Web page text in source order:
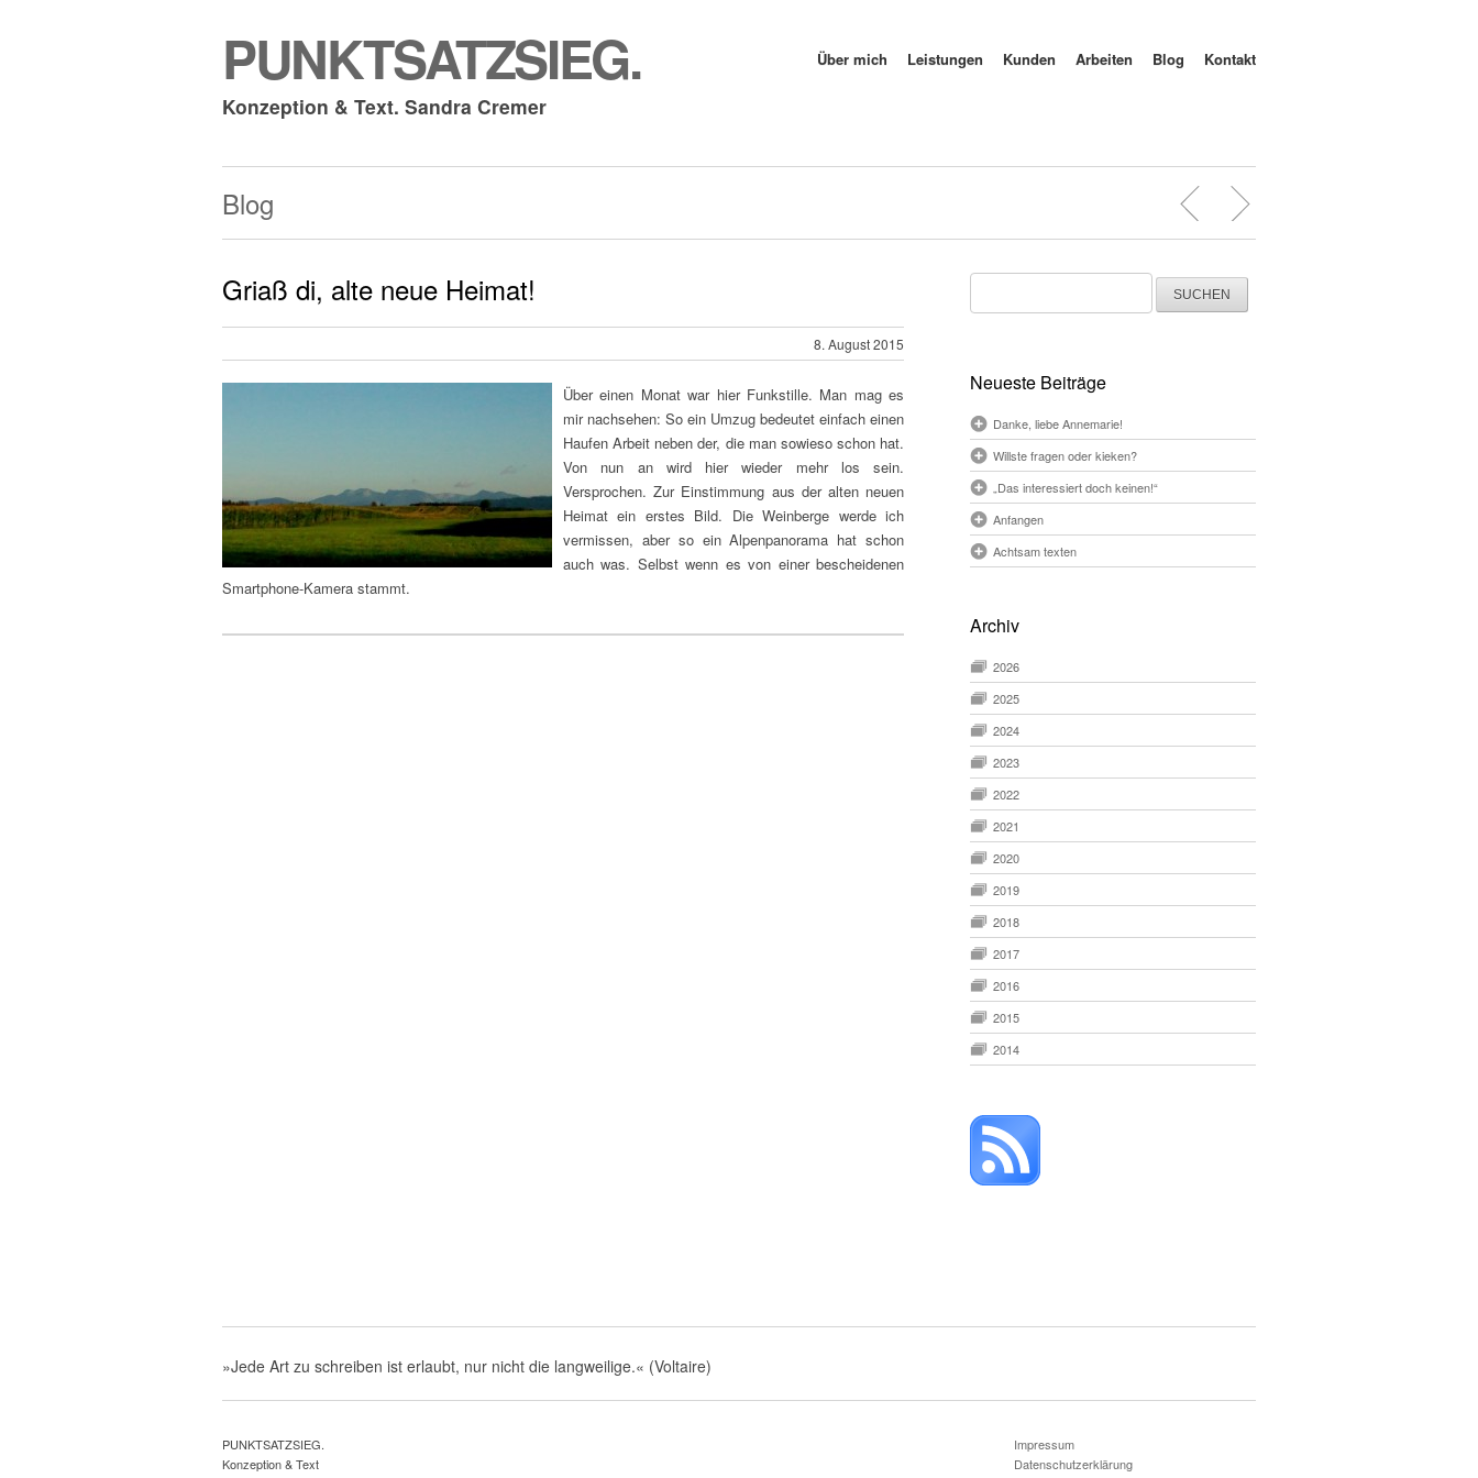
PUNKTSATZSIEG. Über mich Leistungen Kunden Arbeiten Blog Kontakt
Konzeption & Text. Sandra Cremer
Blog
Griaß di, alte neue Heimat!
8. August 2015
Über einen Monat war hier Funkstille. Man mag es
mir nachsehen: So ein Umzug bedeutet einfach einen
Haufen Arbeit neben der, die man sowieso schon hat.
Von nun an wird hier wieder mehr los sein.
Versprochen. Zur Einstimmung aus der alten neuen
Heimat ein erstes Bild. Die Weinberge werde ich
vermissen, aber so ein Alpenpanorama hat schon
auch was. Selbst wenn es von einer bescheidenen
Smartphone-Kamera stammt.
Suchen
nach:
Neueste Beiträge
Danke, liebe Annemarie!
Willste fragen oder kieken?
„Das interessiert doch keinen!“
Anfangen
Achtsam texten
Archiv
2026
2025
2024
2023
2022
2021
2020
2019
2018
2017
2016
2015
2014
»Jede Art zu schreiben ist erlaubt, nur nicht die langweilige.« (Voltaire)
PUNKTSATZSIEG.
Konzeption & Text
Impressum
Datenschutzerklärung